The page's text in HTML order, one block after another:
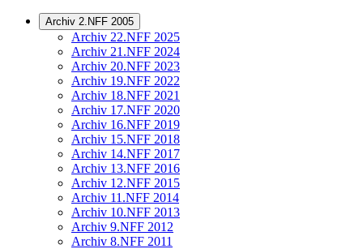
Archiv 2.NFF 2005
Archiv 22.NFF 2025
Archiv 21.NFF 2024
Archiv 20.NFF 2023
Archiv 19.NFF 2022
Archiv 18.NFF 2021
Archiv 17.NFF 2020
Archiv 16.NFF 2019
Archiv 15.NFF 2018
Archiv 14.NFF 2017
Archiv 13.NFF 2016
Archiv 12.NFF 2015
Archiv 11.NFF 2014
Archiv 10.NFF 2013
Archiv 9.NFF 2012
Archiv 8.NFF 2011